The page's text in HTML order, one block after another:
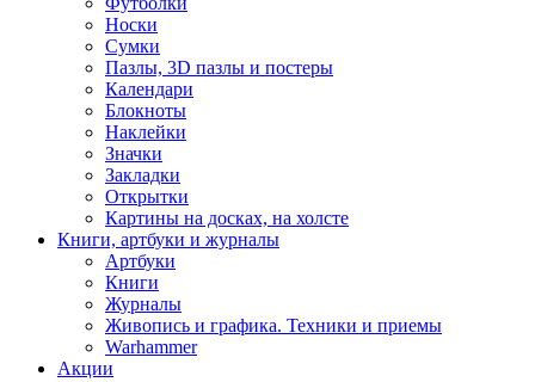
Носки
Сумки
Пазлы, 3D пазлы и постеры
Календари
Блокноты
Наклейки
Значки
Закладки
Открытки
Картины на досках, на холсте
Книги, артбуки и журналы
Артбуки
Книги
Журналы
Живопись и графика. Техники и приемы
Warhammer
Акции